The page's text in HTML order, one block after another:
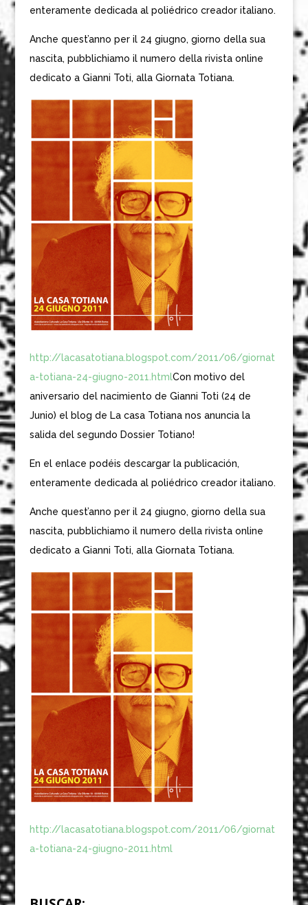
enteramente dedicada al poliédrico creador italiano.
Anche quest’anno per il 24 giugno, giorno della sua
nascita, pubblichiamo il numero della rivista online
dedicato a Gianni Toti, alla Giornata Totiana.
http://lacasatotiana.blogspot.com/2011/06/giornat
a-totiana-24-giugno-2011.htmlCon motivo del
aniversario del nacimiento de Gianni Toti (24 de
Junio) el blog de La casa Totiana nos anuncia la
salida del segundo Dossier Totiano!
En el enlace podéis descargar la publicación,
enteramente dedicada al poliédrico creador italiano.
Anche quest’anno per il 24 giugno, giorno della sua
nascita, pubblichiamo il numero della rivista online
dedicato a Gianni Toti, alla Giornata Totiana.
http://lacasatotiana.blogspot.com/2011/06/giornat
a-totiana-24-giugno-2011.html